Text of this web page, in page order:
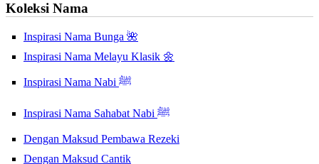
Koleksi Nama
Inspirasi Nama Bunga 🌺
Inspirasi Nama Melayu Klasik 🌼
Inspirasi Nama Nabi ﷺ
Inspirasi Nama Sahabat Nabi ﷺ
Dengan Maksud Pembawa Rezeki
Dengan Maksud Cantik